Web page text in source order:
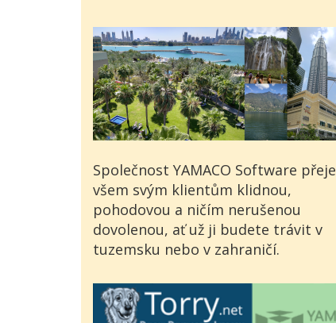
Společnost YAMACO Software přeje
všem svým klientům klidnou,
pohodovou a ničím nerušenou
dovolenou, ať už ji budete trávit v
tuzemsku nebo v zahraničí.